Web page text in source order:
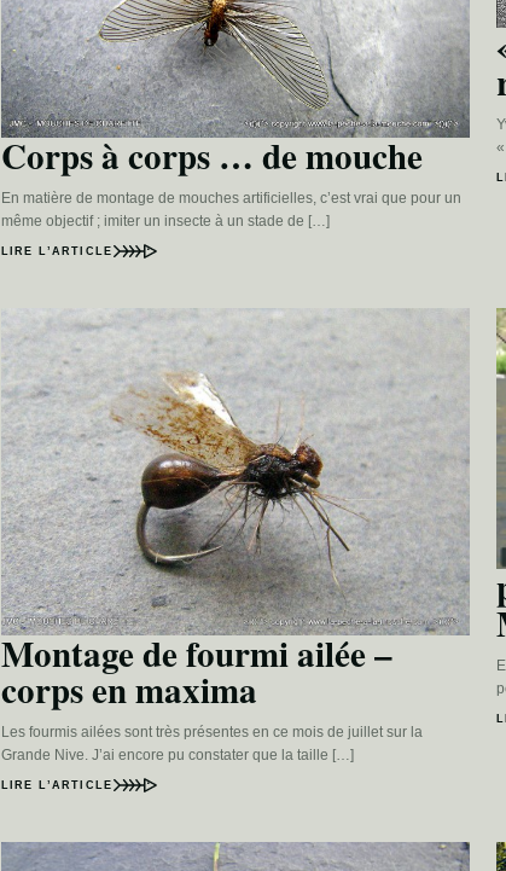
Corps à corps … de mouche
En matière de montage de mouches artificielles, c’est vrai que pour un
même objectif ; imiter un insecte à un stade de […]
LIRE L’ARTICLE
Montage de fourmi ailée –
corps en maxima
Les fourmis ailées sont très présentes en ce mois de juillet sur la
Grande Nive. J’ai encore pu constater que la taille […]
LIRE L’ARTICLE